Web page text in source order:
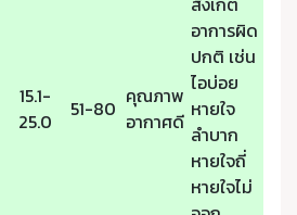
15.1-
25.0
51-80 คุณภาพ
อากาศดี
อาการผิด
ปกติ เช่น
ไอบ่อย
หายใจ
ลำบาก
หายใจถี่
หายใจไม่